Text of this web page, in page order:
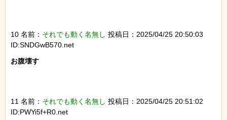
10 名前： それでも動く名無し 投稿日：2025/04/25 20:50:03
ID:SNDGwB570.net
お腹壊す
11 名前： それでも動く名無し 投稿日：2025/04/25 20:51:02
ID:PWYi5f+R0.net